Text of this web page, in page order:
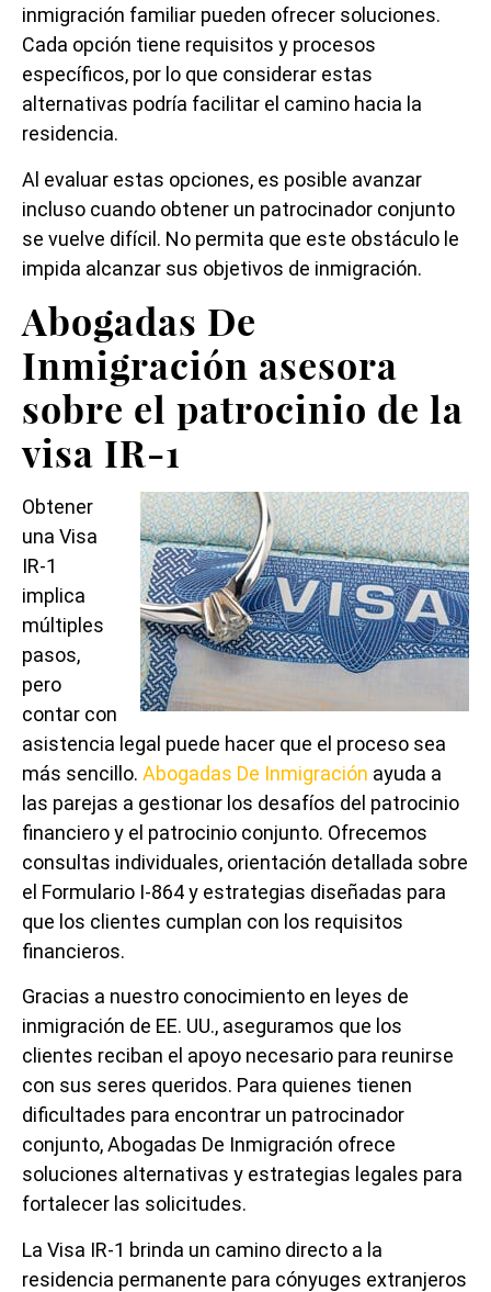
inmigración familiar pueden ofrecer soluciones.
Cada opción tiene requisitos y procesos
específicos, por lo que considerar estas
alternativas podría facilitar el camino hacia la
residencia.
Al evaluar estas opciones, es posible avanzar
incluso cuando obtener un patrocinador conjunto
se vuelve difícil. No permita que este obstáculo le
impida alcanzar sus objetivos de inmigración.
Abogadas De
Inmigración asesora
sobre el patrocinio de la
visa IR-1
Obtener
una Visa
IR-1
implica
múltiples
pasos,
pero
contar con
asistencia legal puede hacer que el proceso sea
más sencillo. Abogadas De Inmigración ayuda a
las parejas a gestionar los desafíos del patrocinio
financiero y el patrocinio conjunto. Ofrecemos
consultas individuales, orientación detallada sobre
el Formulario I-864 y estrategias diseñadas para
que los clientes cumplan con los requisitos
financieros.
Gracias a nuestro conocimiento en leyes de
inmigración de EE. UU., aseguramos que los
clientes reciban el apoyo necesario para reunirse
con sus seres queridos. Para quienes tienen
dificultades para encontrar un patrocinador
conjunto, Abogadas De Inmigración ofrece
soluciones alternativas y estrategias legales para
fortalecer las solicitudes.
La Visa IR-1 brinda un camino directo a la
residencia permanente para cónyuges extranjeros